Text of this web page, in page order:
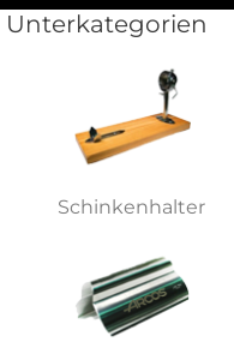
Unterkategorien
Schinkenhalter